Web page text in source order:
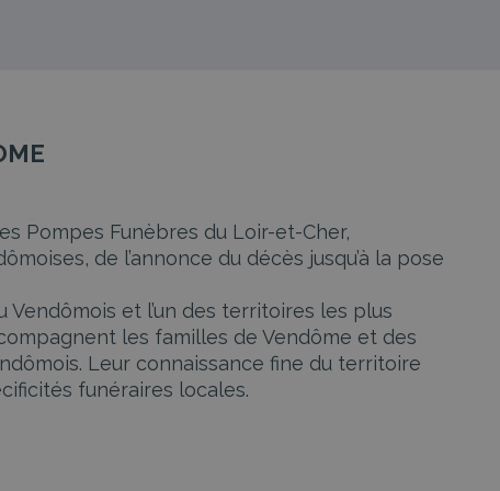
Pompes Funèbres du Loir-et-Cher,
de l’annonce du décès jusqu’à la pose
Vendômois et l’un des territoires les plus
les familles de Vendôme et des
Leur connaissance fine du territoire
funéraires locales.